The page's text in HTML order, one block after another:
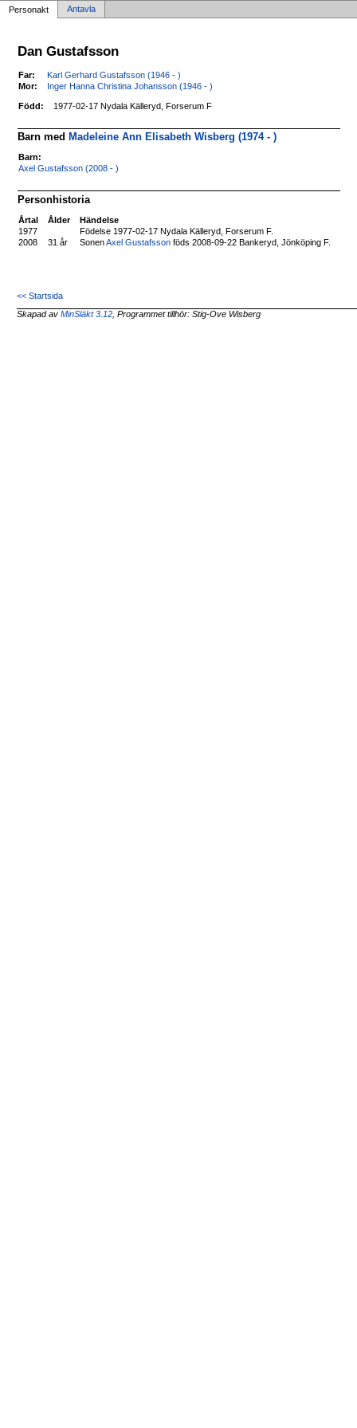
Personakt Antavla
Dan Gustafsson
Far:
Karl Gerhard Gustafsson (1946 - )
Mor:
Inger Hanna Christina Johansson (1946 - )
Född: 1977-02-17 Nydala Källeryd, Forserum F
Barn med Madeleine Ann Elisabeth Wisberg (1974 - )
Barn:
Axel Gustafsson (2008 - )
Personhistoria
Årtal Ålder
Händelse
1977
Födelse 1977-02-17 Nydala Källeryd, Forserum F.
2008
31 år SonenAxel Gustafsson föds 2008-09-22 Bankeryd, Jönköping F.
<< Startsida
Skapad avMinSläkt 3.12 , Programmet tillhör: Stig-Ove Wisberg